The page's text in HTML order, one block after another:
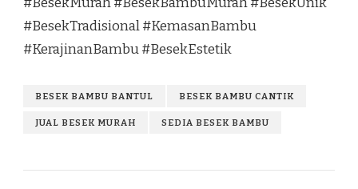
#BesekTradisional #KemasanBambu
#KerajinanBambu #BesekEstetik
BESEK BAMBU BANTUL BESEK BAMBU CANTIK
JUAL BESEK MURAH SEDIA BESEK BAMBU